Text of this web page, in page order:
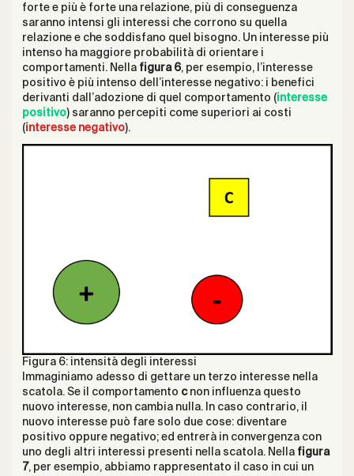
forte e più è forte una relazione, più di conseguenza
saranno intensi gli interessi che corrono su quella
relazione e che soddisfano quel bisogno. Un interesse più
intenso ha maggiore probabilità di orientare i
comportamenti. Nella figura 6, per esempio, l’interesse
positivo è più intenso dell’interesse negativo: i benefici
derivanti dall’adozione di quel comportamento (interesse
positivo) saranno percepiti come superiori ai costi
(interesse negativo).
Figura 6: intensità degli interessi
Immaginiamo adesso di gettare un terzo interesse nella
scatola. Se il comportamento cnon influenza questo
nuovo interesse, non cambia nulla. In caso contrario, il
nuovo interesse può fare solo due cose: diventare
positivo oppure negativo; ed entrerà in convergenza con
uno degli altri interessi presenti nella scatola. Nella figura
7, per esempio, abbiamo rappresentato il caso in cui un